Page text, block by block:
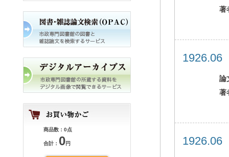
商品数：0点
合計： 0円
著
論
著